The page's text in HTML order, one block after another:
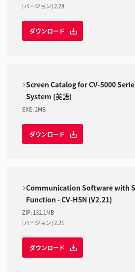
[バージョン] 2.28
ダウンロード
Screen Catalog for CV-5000
System (英語)
EXE:2MB
ダウンロード
Communication Software with
Function - CV-H5N (V2.21)
ZIP:132.1MB
[バージョン] 2.21
ダウンロード